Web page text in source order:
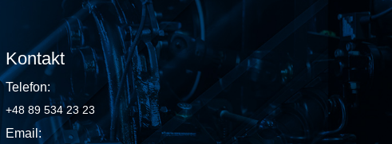
Kontakt
Telefon:
+48 89 534 23 23
Email: